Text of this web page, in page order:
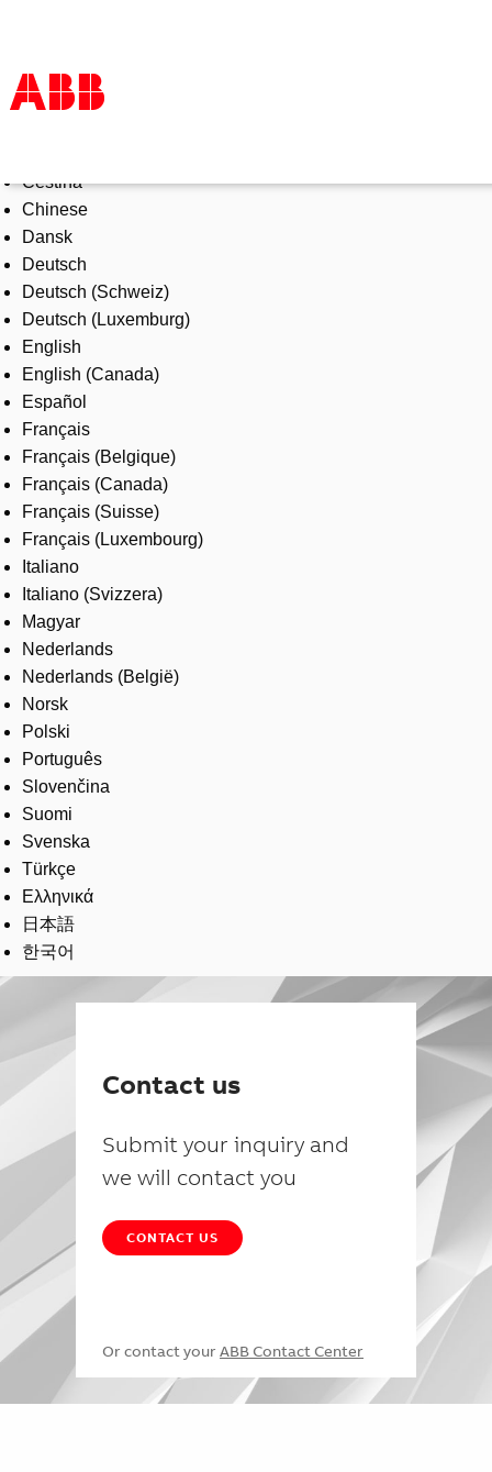
Products & Solutions
Industries
Services
About us
Where to buy
Contact us
Careers
Čeština
Chinese
Dansk
Deutsch
Deutsch (Schweiz)
Deutsch (Luxemburg)
English
English (Canada)
Español
Français
Français (Belgique)
Français (Canada)
Français (Suisse)
Français (Luxembourg)
Italiano
Italiano (Svizzera)
Magyar
Nederlands
Nederlands (België)
Norsk
Polski
Português
Slovenčina
Suomi
Svenska
Türkçe
Ελληνικά
日本語
한국어
Contact us
Submit your inquiry and
we will contact you
CONTACT US
Or contact your ABB Contact Center